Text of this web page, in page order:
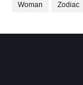
Woman Zodiac